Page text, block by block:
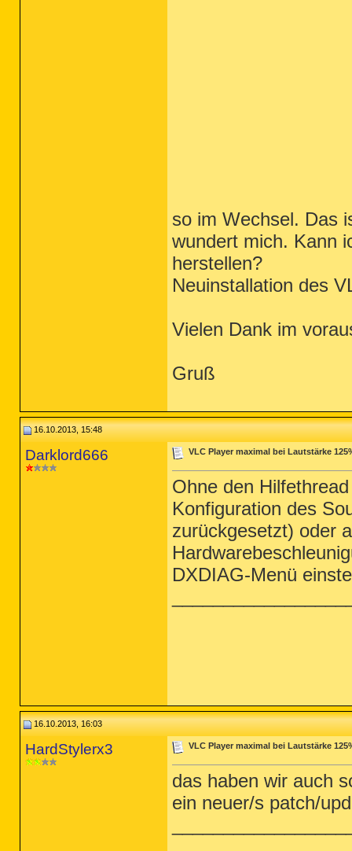
so im Wechsel. Das
wundert mich. Kann
herstellen?
Neuinstallation des
Vielen Dank im
Gruß
16.10.2013, 15:48
Darklord666 VLC Player maximal bei Lautstärke
Ohne den
Konfiguration des
zurückgesetzt) oder
DXDIAG-Menü
16.10.2013, 16:03
HardStylerx3 VLC Player maximal bei Lautstärke
das haben wir auch
ein neuer/s patch/